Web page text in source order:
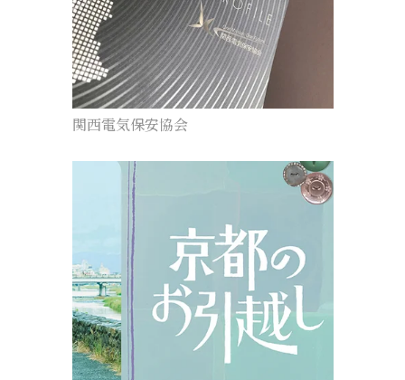
関西電気保安協会